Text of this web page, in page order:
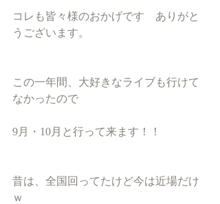
コレも皆々様のおかげです　ありがと
うございます。
この一年間、大好きなライブも行けて
なかったので
9月・10月と行って来ます！！
昔は、全国回ってたけど今は近場だけ
ｗ